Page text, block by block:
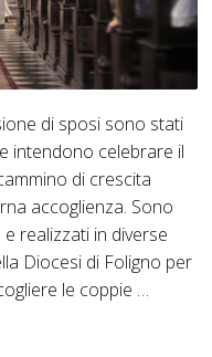
di sposi sono stati
intendono celebrare il
di crescita
accoglienza. Sono
realizzati in diverse
Diocesi di Foligno per
le coppie …